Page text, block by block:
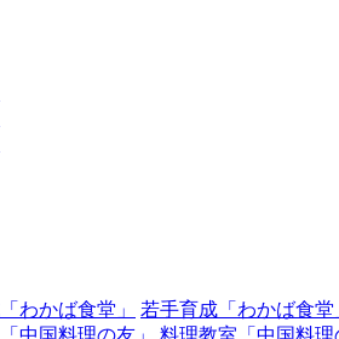
若手育成「わかば食堂
料理教室「中国料理